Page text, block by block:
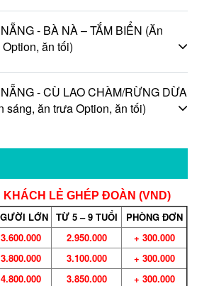
- BÀ NÀ – TẮM BIỂN (Ăn
ăn tối)
- CÙ LAO CHÀM/RỪNG DỪA
sáng, ăn trưa Option, ăn tối)
KHÁCH LẺ GHÉP ĐOÀN (VND)
LỚN TỪ 5 – 9 TUỔI
PHÒNG ĐƠN
3.600.000 2.950.000
+ 300.000
3.800.000 3.100.000
+ 300.000
4.800.000 3.850.000 + 300.000